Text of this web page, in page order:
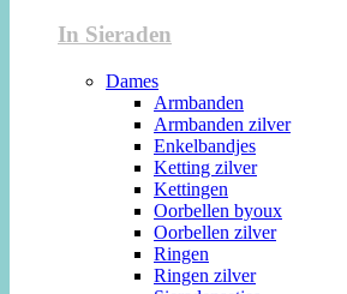
In Sieraden
Dames
Armbanden
Armbanden zilver
Enkelbandjes
Ketting zilver
Kettingen
Oorbellen byoux
Oorbellen zilver
Ringen
Ringen zilver